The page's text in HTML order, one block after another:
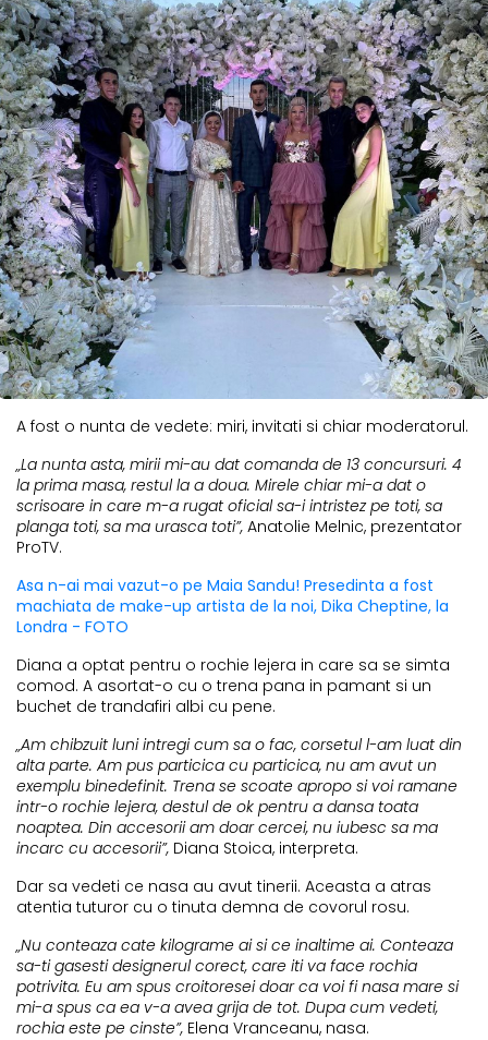
A fost o nunta de vedete: miri, invitati si chiar moderatorul.
„La nunta asta, mirii mi-au dat comanda de 13 concursuri. 4
la prima masa, restul la a doua. Mirele chiar mi-a dat o
scrisoare in care m-a rugat oficial sa-i intristez pe toti, sa
planga toti, sa ma urasca toti”, Anatolie Melnic, prezentator
ProTV.
Asa n-ai mai vazut-o pe Maia Sandu! Presedinta a fost
machiata de make-up artista de la noi, Dika Cheptine, la
Londra - FOTO
Diana a optat pentru o rochie lejera in care sa se simta
comod. A asortat-o cu o trena pana in pamant si un
buchet de trandafiri albi cu pene.
„Am chibzuit luni intregi cum sa o fac, corsetul l-am luat din
alta parte. Am pus particica cu particica, nu am avut un
exemplu binedefinit. Trena se scoate apropo si voi ramane
intr-o rochie lejera, destul de ok pentru a dansa toata
noaptea. Din accesorii am doar cercei, nu iubesc sa ma
incarc cu accesorii”, Diana Stoica, interpreta.
Dar sa vedeti ce nasa au avut tinerii. Aceasta a atras
atentia tuturor cu o tinuta demna de covorul rosu.
„Nu conteaza cate kilograme ai si ce inaltime ai. Conteaza
sa-ti gasesti designerul corect, care iti va face rochia
potrivita. Eu am spus croitoresei doar ca voi fi nasa mare si
mi-a spus ca ea v-a avea grija de tot. Dupa cum vedeti,
rochia este pe cinste”, Elena Vranceanu, nasa.